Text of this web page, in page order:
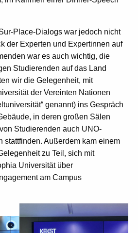
Place-Dialogs war jedoch nicht
der Experten und Expertinnen auf
war es auch wichtig, die
Studierenden auf das Land
wir die Gelegenheit, mit
der Vereinten Nationen
genannt) ins Gespräch
in deren großen Sälen
Studierenden auch UNO-
stattfinden. Außerdem kam einem
zu Teil, sich mit
Universität über
am Campus